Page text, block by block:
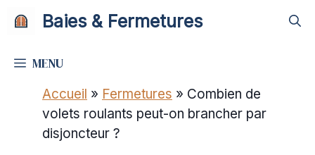
Baies & Fermetures
MENU
Accueil » Fermetures » Combien de
volets roulants peut-on brancher par
disjoncteur ?